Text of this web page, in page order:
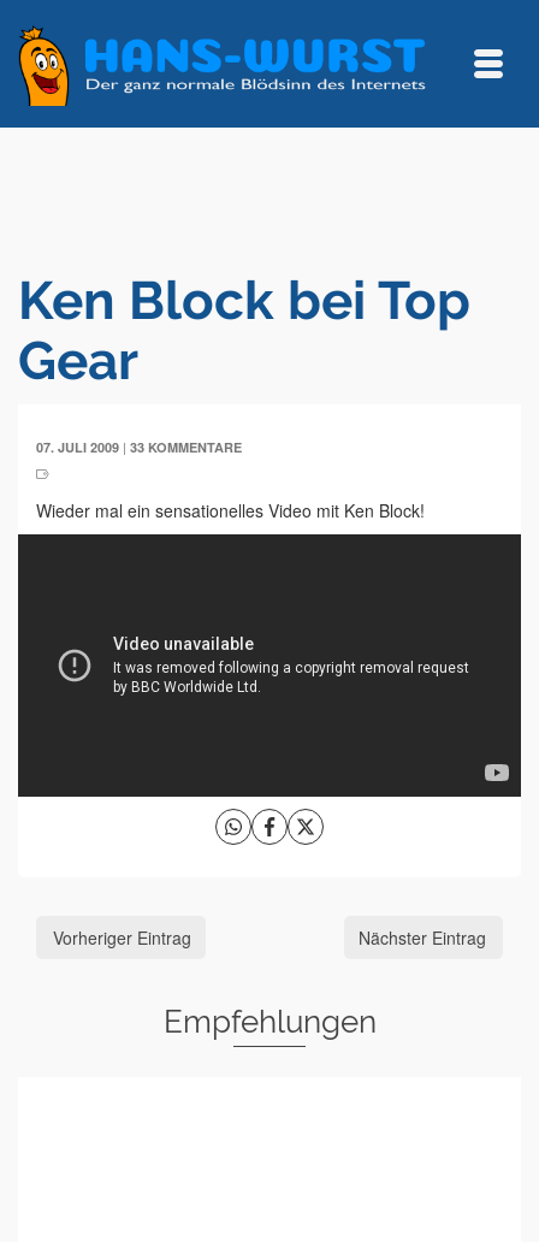
Ken Block bei Top
Gear
07. JULI 2009 | 33 KOMMENTARE
Wieder mal ein sensationelles Video mit Ken Block!
Vorheriger Eintrag Nächster Eintrag
Empfehlungen